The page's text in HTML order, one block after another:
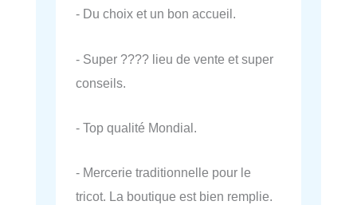
- Du choix et un bon accueil.
- Super ???? lieu de vente et super
conseils.
- Top qualité Mondial.
- Mercerie traditionnelle pour le
tricot. La boutique est bien remplie.